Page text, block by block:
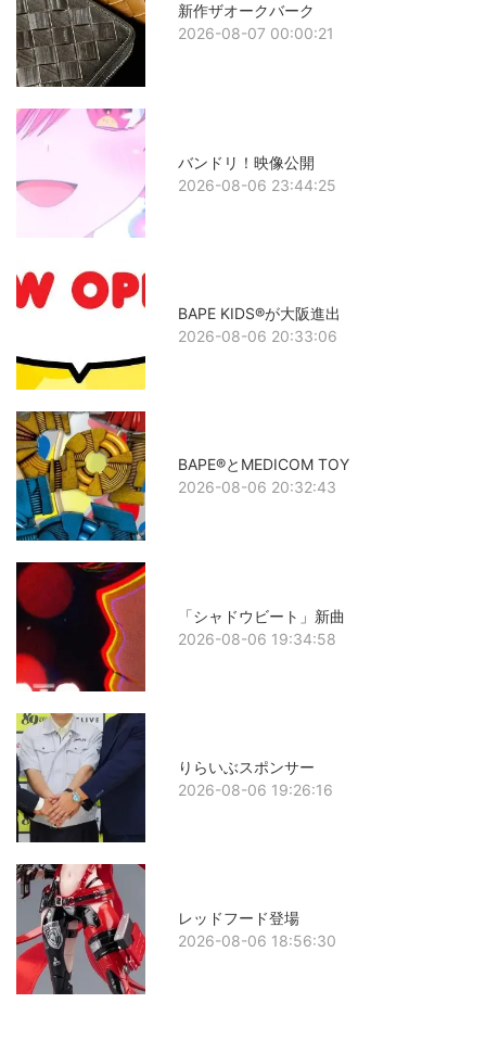
新作ザオークバーク
2026-08-07 00:00:21
バンドリ！映像公開
2026-08-06 23:44:25
BAPE KIDS®が大阪進出
2026-08-06 20:33:06
BAPE®とMEDICOM TOY
2026-08-06 20:32:43
「シャドウビート」新曲
2026-08-06 19:34:58
りらいぶスポンサー
2026-08-06 19:26:16
レッドフード登場
2026-08-06 18:56:30